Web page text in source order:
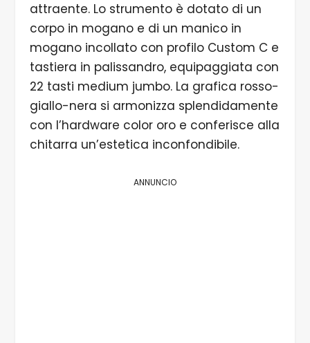
attraente. Lo strumento è dotato di un
corpo in mogano e di un manico in
mogano incollato con profilo Custom C e
tastiera in palissandro, equipaggiata con
22 tasti medium jumbo. La grafica rosso-
giallo-nera si armonizza splendidamente
con l’hardware color oro e conferisce alla
chitarra un’estetica inconfondibile.
ANNUNCIO